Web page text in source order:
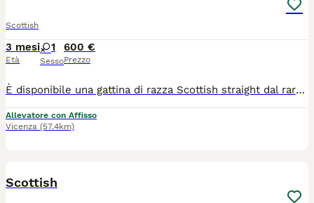
Scottish
3 mesi
Età
1
Sesso
600 €
Prezzo
È disponibile una gattina di razza Scottish straight dal raro colore Blue Golden shaded e occhi verde smeraldo, di tre mesi di età. Viene ceduta con pedigree da compagnia, una vaccinazione, sverminazione, visita veterinaria di controllo. I genitori, entrambi di colore Golden, sono stati testati per fiv Felv Pkd, hanno effettuato screening genetico e controllo ecocardiografico. La micina ha carattere equilibrato e tranquillo, è elegante e giocosa. Potrà andare nella sua nuova casa dopo metà agosto
Allevatore con Affisso
Vicenza (57.4km)
Scottish